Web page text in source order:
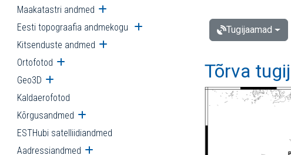
Maakatastri andmed Ava alammenüü
Eesti topograafia andmekogu Ava alammenüü
Kitsenduste andmed Ava alammenüü
Ortofotod Ava alammenüü
Geo3D Ava alammenüü
Kaldaerofotod
Kõrgusandmed Ava alammenüü
ESTHubi satelliidiandmed
Aadressiandmed Ava alammenüü
Tugijaamad
Tõrva